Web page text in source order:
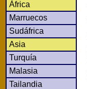
África
Marruecos
Sudáfrica
Asia
Turquía
Malasia
Tailandia